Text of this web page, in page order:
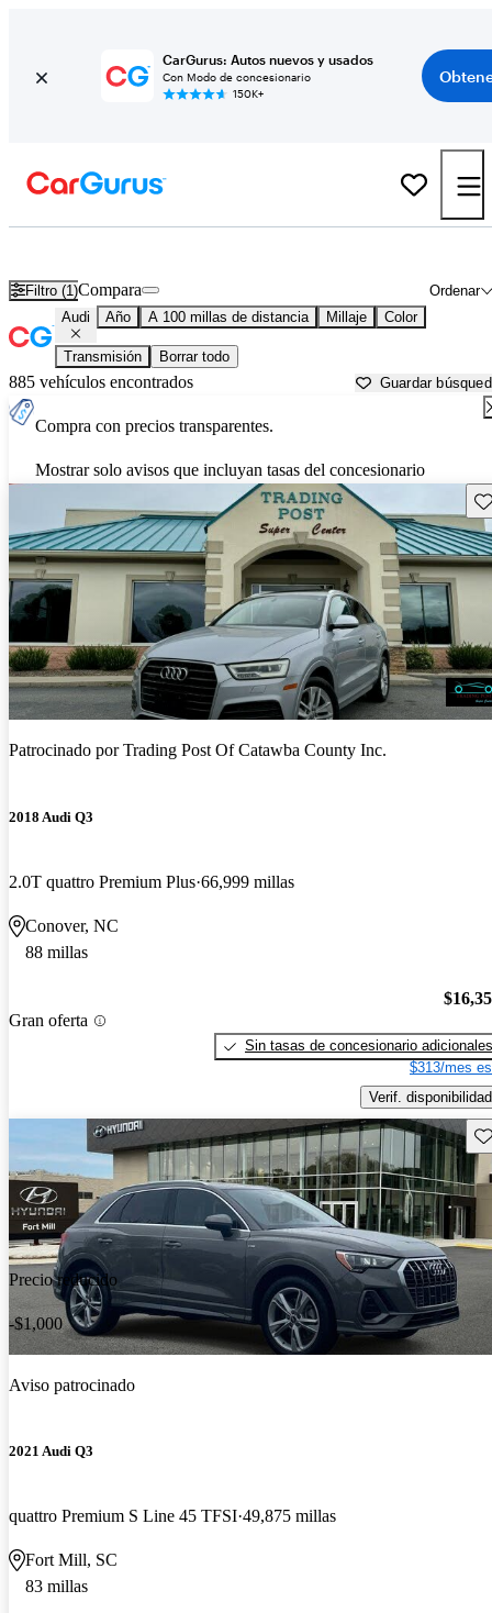
CarGurus: Autos nuevos y usados
Con Modo de concesionario
150K+
Filtro (1) Ordenar
Compara
Audi Año A 100 millas de distancia Millaje Color
Transmisión Borrar todo
885 vehículos encontrados Guardar
Compra con precios transparentes.
Mostrar solo avisos que incluyan tasas del concesionario
Patrocinado porTrading Post Of Catawba County Inc.
2018 Audi Q3
2.0T quattro Premium Plus 66,999 millas
Conover, NC
88 millas
Gran oferta
Sin tasas de concesionario adicionales
$313/mes
Verif. disponibilidad
Precio reducido
-$1,000
Aviso patrocinado
2021 Audi Q3
quattro Premium S Line 45 TFSI 49,875 millas
Fort Mill, SC
83 millas